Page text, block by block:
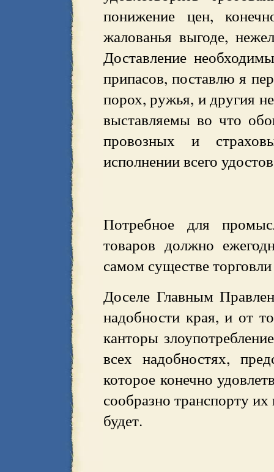
понижение цен,
жалованья выгоде,
Доставление
припасов, поставлю я
порох, ружья, и другия
выставляемы во что
провозных и
исполнении всего
Потребное для
товаров должно
самом существе
Доселе Главным
надобности края, и от
канторы
всех надобностях,
которое конечно
сообразно транспорту
будет.